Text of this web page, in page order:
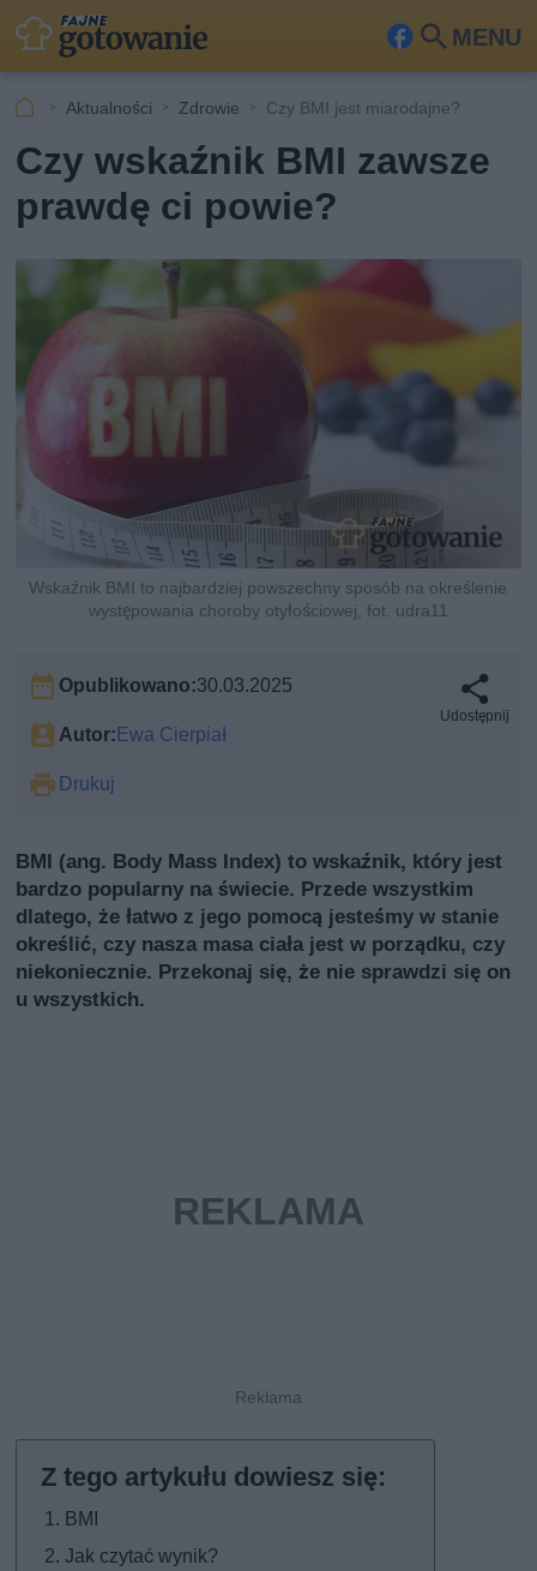
MENU
Fa
ook
Szu
kaj
Aktualności Zdrowie Czy BMI jest miarodajne?
Czy wskaźnik BMI zawsze
prawdę ci powie?
Wskaźnik BMI to najbardziej powszechny sposób na określenie
występowania choroby otyłościowej, fot. udra11
Opublikowano:30.03.2025
Autor:Ewa Cierpiał
Drukuj
Udostępnij
BMI (ang. Body Mass Index) to wskaźnik, który jest
bardzo popularny na świecie. Przede wszystkim
dlatego, że łatwo z jego pomocą jesteśmy w stanie
określić, czy nasza masa ciała jest w porządku, czy
niekoniecznie. Przekonaj się, że nie sprawdzi się on
u wszystkich.
BMI
Jak czytać wynik?